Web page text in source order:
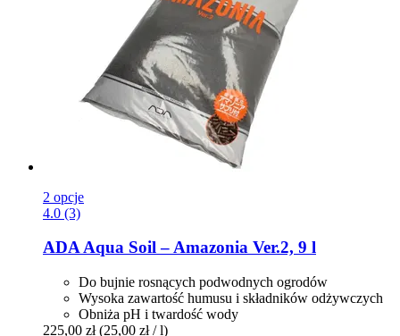
2 opcje
4.0 (3)
ADAAqua Soil – Amazonia Ver.2, 9 l
Do bujnie rosnących podwodnych ogrodów
Wysoka zawartość humusu i składników odżywczych
Obniża pH i twardość wody
225,00 zł (25,00 zł / l)